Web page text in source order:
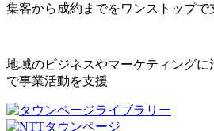
集客から成約までをワンストップで
地域のビジネスやマーケティングに
で事業活動を支援